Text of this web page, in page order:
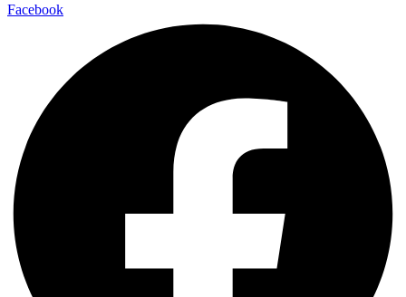
Facebook